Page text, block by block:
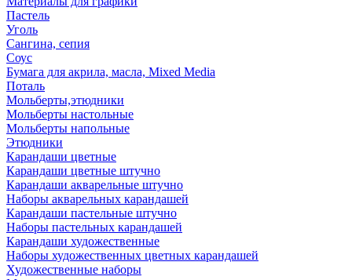
Пастель
Уголь
Сангина, сепия
Соус
Бумага для акрила, масла, Mixed Media
Поталь
Мольберты,этюдники
Мольберты настольные
Мольберты напольные
Этюдники
Карандаши цветные
Карандаши цветные штучно
Карандаши акварельные штучно
Наборы акварельных карандашей
Карандаши пастельные штучно
Наборы пастельных карандашей
Карандаши художественные
Наборы художественных цветных карандашей
Художественные наборы